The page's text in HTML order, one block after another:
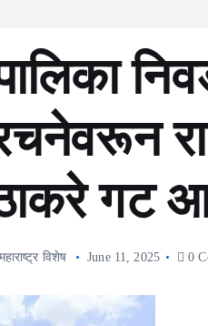
गट
विशेष June 11, 2025 0